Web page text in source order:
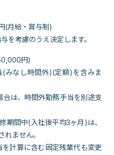
(月給・賞与制)
を考慮のうえ決定します。
円)
みなし時間外)(定額)を含みま
は、時間外勤務手当を別途支
期間中(入社後平均3ヶ月)は、
ません。
計算に含む固定残業代も変更